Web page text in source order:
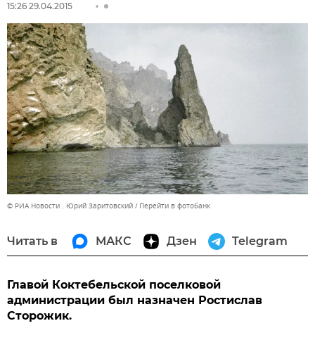
15:26 29.04.2015
© РИА Новости . Юрий Заритовский Перейти в фотобанк
Читать в МАКС Дзен Telegram
Главой Коктебельской поселковой
администрации был назначен Ростислав
Сторожик.